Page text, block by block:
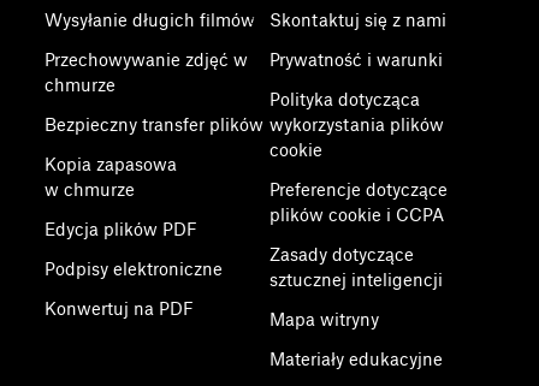
Wysyłanie długich filmów
Przechowywanie zdjęć w
chmurze
Bezpieczny transfer plików
Kopia zapasowa
w chmurze
Edycja plików PDF
Podpisy elektroniczne
Konwertuj na PDF
Skontaktuj się z nami
Prywatność i warunki
Polityka dotycząca
wykorzystania plików
cookie
Preferencje dotyczące
plików cookie i CCPA
Zasady dotyczące
sztucznej inteligencji
Mapa witryny
Materiały edukacyjne